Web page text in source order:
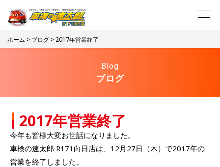
ホーム > ブログ > 2017年営業終了
Blog
ブログ
2017年営業終了
今年も皆様大変お世話になりました。
車検の速太郎 R171向日店は、12月27日（木）で2017年の
営業を終了しました。